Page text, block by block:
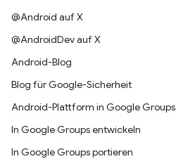
@Android auf X
@AndroidDev auf X
Android-Blog
Blog für Google-Sicherheit
Android-Plattform in Google Groups
In Google Groups entwickeln
In Google Groups portieren